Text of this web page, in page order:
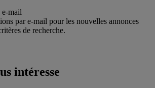
mail
par e-mail pour les nouvelles annonces
de recherche.
intéresse